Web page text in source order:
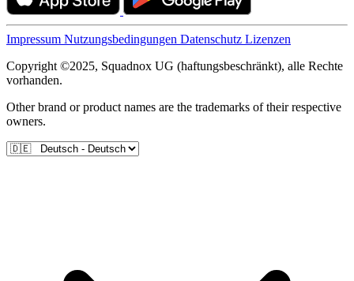
Impressum Nutzungsbedingungen Datenschutz Lizenzen
Copyright ©2025, Squadnox UG (haftungsbeschränkt), alle Rechte
vorhanden.
Other brand or product names are the trademarks of their respective
owners.